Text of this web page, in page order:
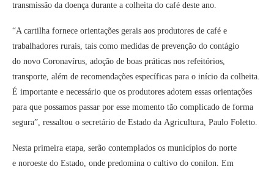
transmissão da doença durante a colheita do café deste ano.
“A cartilha fornece orientações gerais aos produtores de café e
trabalhadores rurais, tais como medidas de prevenção do contágio
do novo Coronavírus, adoção de boas práticas nos refeitórios,
transporte, além de recomendações específicas para o início da colheita.
É importante e necessário que os produtores adotem essas orientações
para que possamos passar por esse momento tão complicado de forma
segura”, ressaltou o secretário de Estado da Agricultura, Paulo Foletto.
Nesta primeira etapa, serão contemplados os municípios do norte
e noroeste do Estado, onde predomina o cultivo do conilon. Em